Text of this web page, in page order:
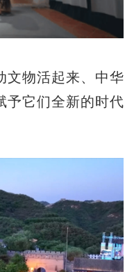
物活起来、中华
予它们全新的时代